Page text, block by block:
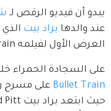
يبدو أن فيديو الرقص لـ
عند والدها براد بيت
العرض الأول لفيلمه Bullet Train، بل ووصفها بالرائعة.
على السجادة الحمراء
Bullet Train على مسرح